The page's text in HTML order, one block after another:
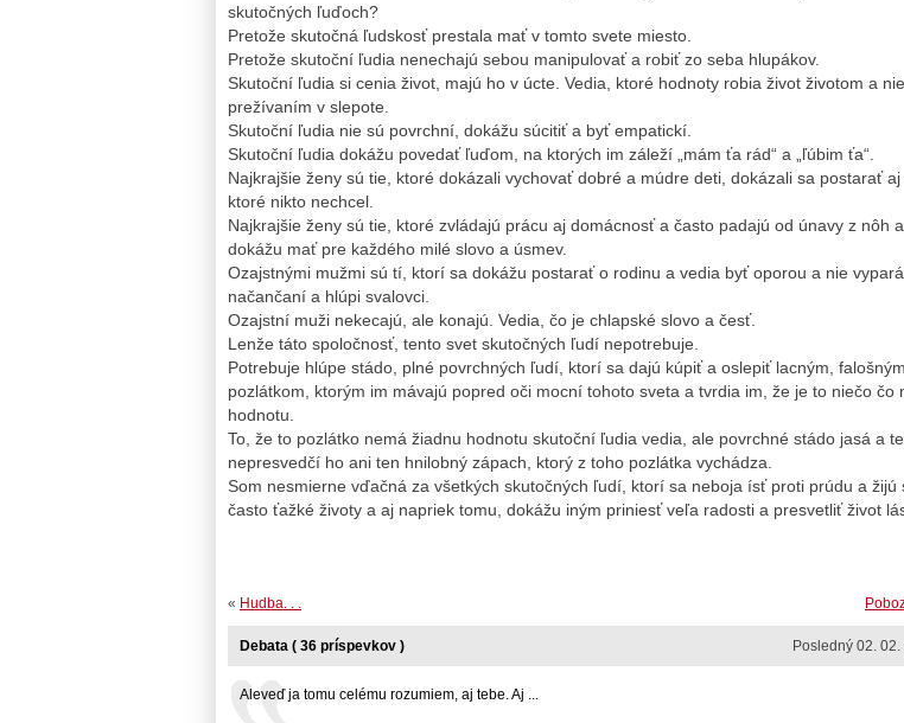
skutočných ľuďoch?
Pretože skutočná ľudskosť prestala mať v tomto svete miesto.
Pretože skutoční ľudia nenechajú sebou manipulovať a robiť zo seba hlupákov.
Skutoční ľudia si cenia život, majú ho v úcte. Vedia, ktoré hodnoty robia život životom a nie
prežívaním v slepote.
Skutoční ľudia nie sú povrchní, dokážu súcitiť a byť empatickí.
Skutoční ľudia dokážu povedať ľuďom, na ktorých im záleží „mám ťa rád“ a „ľúbim ťa“.
Najkrajšie ženy sú tie, ktoré dokázali vychovať dobré a múdre deti, dokázali sa postarať aj
ktoré nikto nechcel.
Najkrajšie ženy sú tie, ktoré zvládajú prácu aj domácnosť a často padajú od únavy z nôh
dokážu mať pre každého milé slovo a úsmev.
Ozajstnými mužmi sú tí, ktorí sa dokážu postarať o rodinu a vedia byť oporou a nie
načančaní a hlúpi svalovci.
Ozajstní muži nekecajú, ale konajú. Vedia, čo je chlapské slovo a česť.
Lenže táto spoločnosť, tento svet skutočných ľudí nepotrebuje.
Potrebuje hlúpe stádo, plné povrchných ľudí, ktorí sa dajú kúpiť a oslepiť lacným, falošným
pozlátkom, ktorým im mávajú popred oči mocní tohoto sveta a tvrdia im, že je to niečo čo
hodnotu.
To, že to pozlátko nemá žiadnu hodnotu skutoční ľudia vedia, ale povrchné stádo jasá a
nepresvedčí ho ani ten hnilobný zápach, ktorý z toho pozlátka vychádza.
Som nesmierne vďačná za všetkých skutočných ľudí, ktorí sa neboja ísť proti prúdu a žijú
často ťažké životy a aj napriek tomu, dokážu iným priniesť veľa radosti a presvetliť život
« Hudba. . .
Posledný 02.
Debata ( 36 príspevkov )
Aleveď ja tomu celému rozumiem, aj tebe. Aj ...